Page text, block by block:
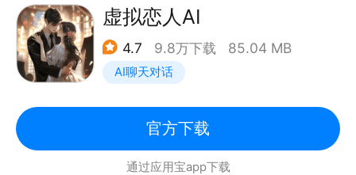
【恋爱守护】
用机记录：随时了解TA的动态，连接心与心的每个瞬
间！
姨妈助手：精准记录生理期，守护她的健康每一天～
任！
情侣闹钟：异地恋也要和TA说早安晚安！
虚拟恋人AI
4.7 9.8万下载 85.04 MB
AI聊天对话
官方下载
通过应用宝app下载